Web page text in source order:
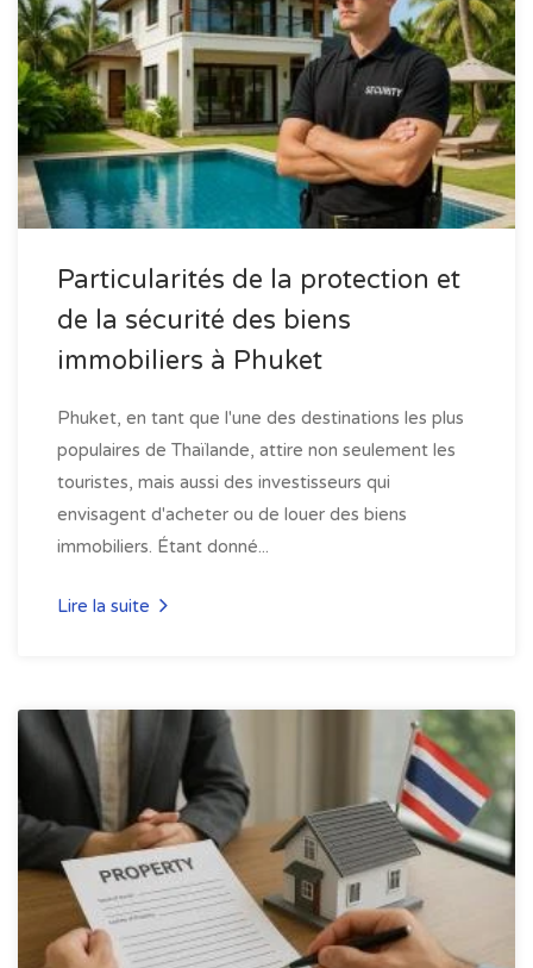
Particularités de la protection et
de la sécurité des biens
immobiliers à Phuket
Phuket, en tant que l'une des destinations les plus
populaires de Thaïlande, attire non seulement les
touristes, mais aussi des investisseurs qui
envisagent d'acheter ou de louer des biens
immobiliers. Étant donné...
Lire la suite